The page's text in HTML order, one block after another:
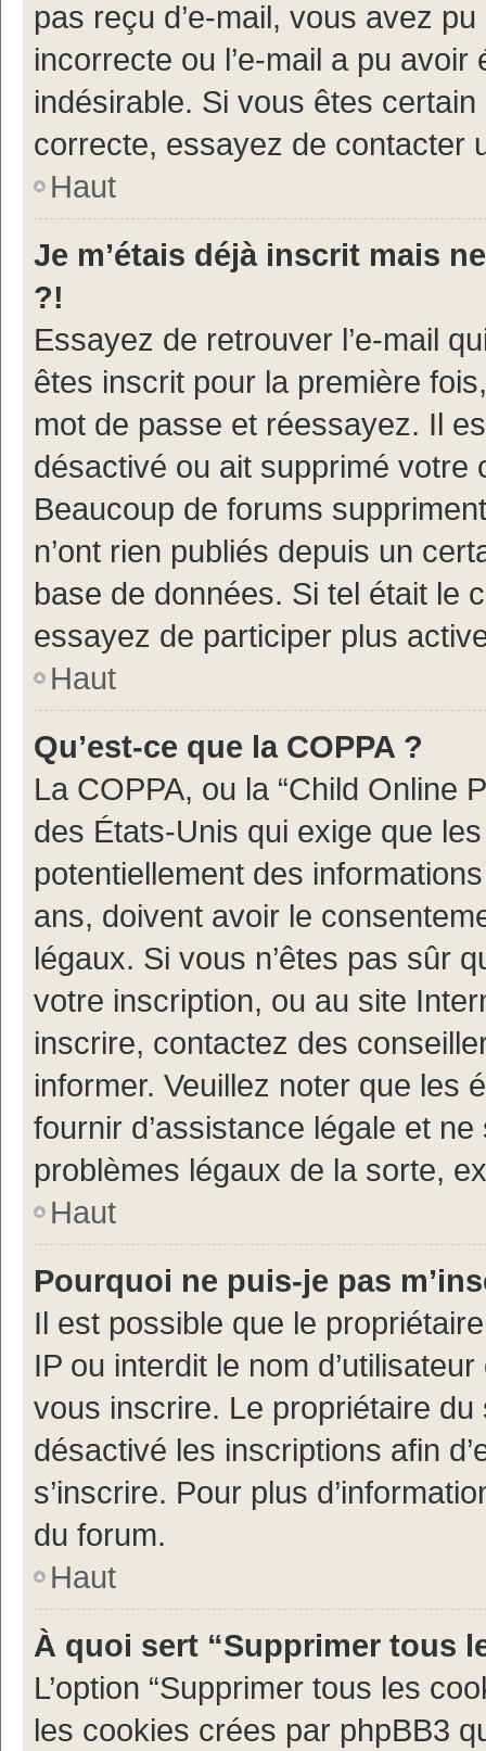
pas reçu d’e-mail, vous avez
incorrecte ou l’e-mail a pu
indésirable. Si vous êtes
correcte, essayez de contacter
Haut
Je m’étais déjà inscrit mais
?!
Essayez de retrouver l’e-mail
êtes inscrit pour la première
mot de passe et réessayez. Il
désactivé ou ait supprimé votre
Beaucoup de forums
n’ont rien publiés depuis un
base de données. Si tel était le
essayez de participer plus
Haut
Qu’est-ce que la COPPA ?
La COPPA, ou la “Child Online
des États-Unis qui exige que
potentiellement des
ans, doivent avoir le
légaux. Si vous n’êtes pas sûr
votre inscription, ou au site
inscrire, contactez des
informer. Veuillez noter que les
fournir d’assistance légale et
problèmes légaux de la sorte,
Haut
Pourquoi ne puis-je pas
Il est possible que le
IP ou interdit le nom
vous inscrire. Le propriétaire
désactivé les inscriptions afin
s’inscrire. Pour plus
du forum.
Haut
À quoi sert “Supprimer tous
L’option “Supprimer tous les
les cookies crées par phpBB3